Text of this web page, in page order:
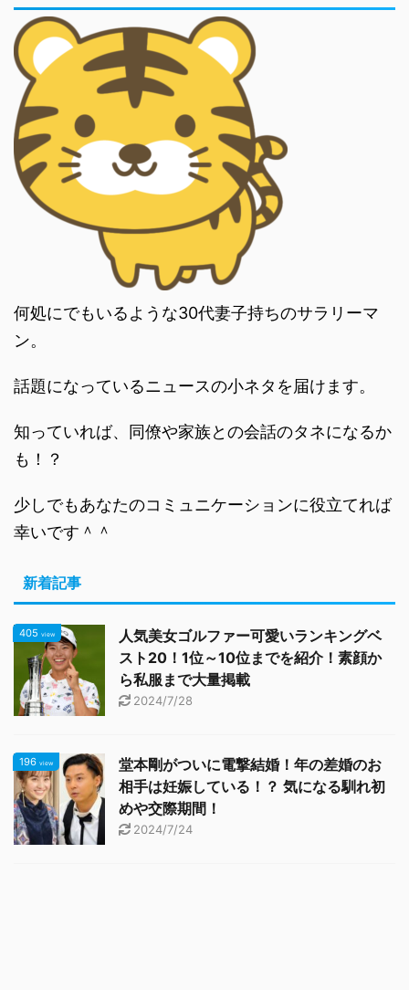
何処にでもいるような30代妻子持ちのサラリーマ
ン。
話題になっているニュースの小ネタを届けます。
知っていれば、同僚や家族との会話のタネになるか
も！？
少しでもあなたのコミュニケーションに役立てれば
幸いです＾＾
新着記事
405 view
人気美女ゴルファー可愛いランキングベ
スト20！1位～10位までを紹介！素顔か
ら私服まで大量掲載
2024/7/28
196 view
堂本剛がついに電撃結婚！年の差婚のお
相手は妊娠している！？ 気になる馴れ初
めや交際期間！
2024/7/24